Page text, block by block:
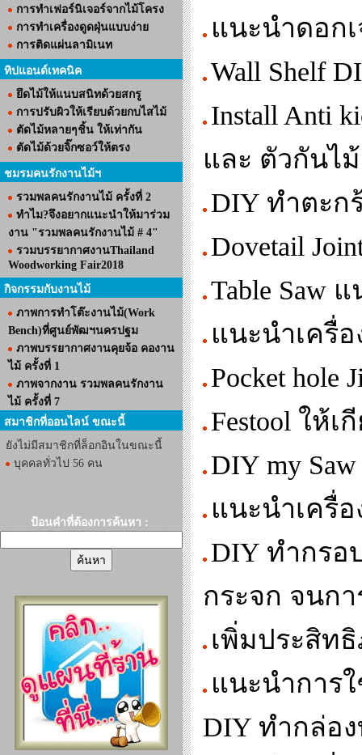
การทำเฟอร์นิเจอร์จากไม้โครง
การทำเครื่องดูดฝุ่นแบบง่าย
การติดแผ่นลามิเนท
ทิปแอนด์เทคนิค
ยึดไม้ให้แนบสนิทด้วยสกรู
การปรับผิวให้เรียบด้วยกบไสไม้
ตัดไม้หลายๆชิ้น ให้เท่ากัน
ตัดไม้ด้วยจิ๊กซอว์ให้ตรง
ชมรมคนรักงานไม้ฯ
รวมพลคนรักงานไม้ ครั้งที่ 2
ทำไม?จึงอยากแนะนำให้มาร่วม
งาน "รวมพลคนรักงานไม้ # 4"
รวมบรรยากาศงานThailand
Woodworking Fair2018
กิจกรรมกับงานไม้
ภาพการทำโต๊ะงานไม้(Work
Bench)ที่ศูนย์พัฒฯนครปฐม
ภาพบรรยากาศงานคุยจ้อ คองาน
ไม้ ครั้งที่ 1
ภาพจากงาน รวมพลคนรักงาน
ไม้ ครั้งที่ 7
สมาชิกที่ออนไลน์ ขณะนี้
ยังไม่มีสมาชิกที่ล็อกอินในขณะนี้
บุคคลทั่วไป 56 คน
ป้อนคำที่ต้องการค้นหา :
แนะนำดอก
Wall Shelf
Install Anti
และ ตัวกันไ
DIY ทำตะก
Dovetail
Table Saw
แนะนำเครื่อ
Pocket hole
Festool ให้
DIY my
แนะนำเครื่อ
DIY ทำกรอ
กระจก จนก
เพิ่มประสิท
แนะนำการ
DIY ทำกล่อ